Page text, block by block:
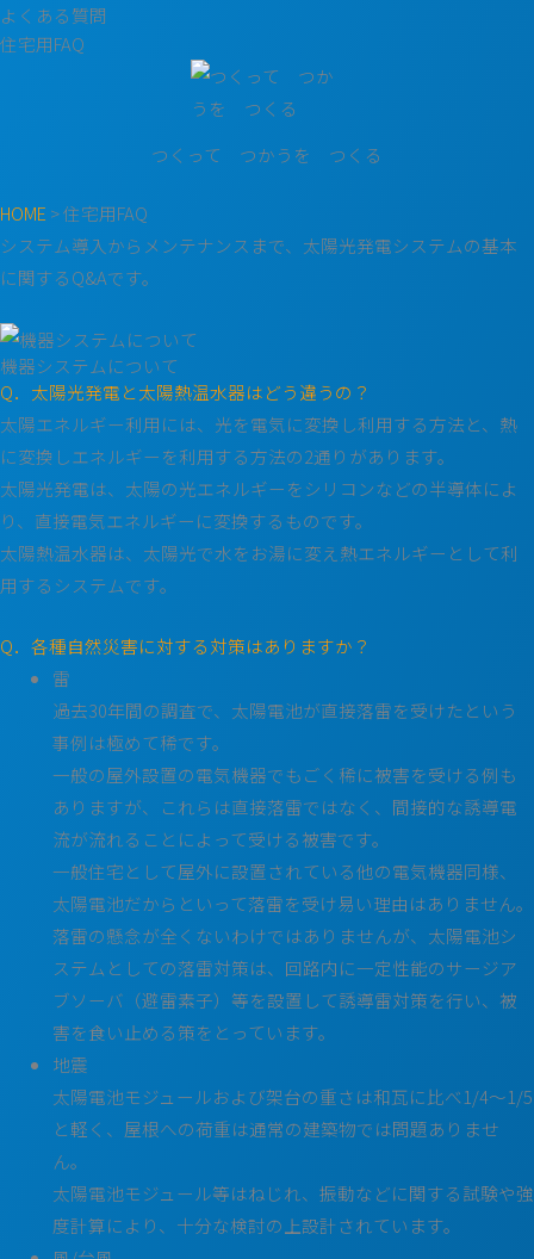
よくある質問
住宅用FAQ
つくって つかうを つくる
HOME >住宅用FAQ
システム導入からメンテナンスまで、太陽光発電システムの基本
に関するQ&Aです。
機器システムについて
Q．太陽光発電と太陽熱温水器はどう違うの？
太陽エネルギー利用には、光を電気に変換し利用する方法と、熱
に変換しエネルギーを利用する方法の2通りがあります。
太陽光発電は、太陽の光エネルギーをシリコンなどの半導体によ
り、直接電気エネルギーに変換するものです。
太陽熱温水器は、太陽光で水をお湯に変え熱エネルギーとして利
用するシステムです。
Q．各種自然災害に対する対策はありますか？
雷
過去30年間の調査で、太陽電池が直接落雷を受けたという
事例は極めて稀です。
一般の屋外設置の電気機器でもごく稀に被害を受ける例も
ありますが、これらは直接落雷ではなく、間接的な誘導電
流が流れることによって受ける被害です。
一般住宅として屋外に設置されている他の電気機器同様、
太陽電池だからといって落雷を受け易い理由はありません。
落雷の懸念が全くないわけではありませんが、太陽電池シ
ステムとしての落雷対策は、回路内に一定性能のサージア
ブソーバ（避雷素子）等を設置して誘導雷対策を行い、被
害を食い止める策をとっています。
地震
太陽電池モジュールおよび架台の重さは和瓦に比べ1/4～1/5
と軽く、屋根への荷重は通常の建築物では問題ありませ
ん。
太陽電池モジュール等はねじれ、振動などに関する試験や強
度計算により、十分な検討の上設計されています。